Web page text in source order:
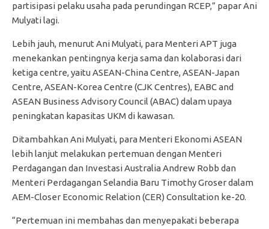
partisipasi pelaku usaha pada perundingan RCEP,” papar Ani
Mulyati lagi.
Lebih jauh, menurut Ani Mulyati, para Menteri APT juga
menekankan pentingnya kerja sama dan kolaborasi dari
ketiga centre, yaitu ASEAN-China Centre, ASEAN-Japan
Centre, ASEAN-Korea Centre (CJK Centres), EABC and
ASEAN Business Advisory Council (ABAC) dalam upaya
peningkatan kapasitas UKM di kawasan.
Ditambahkan Ani Mulyati, para Menteri Ekonomi ASEAN
lebih lanjut melakukan pertemuan dengan Menteri
Perdagangan dan Investasi Australia Andrew Robb dan
Menteri Perdagangan Selandia Baru Timothy Groser dalam
AEM-Closer Economic Relation (CER) Consultation ke-20.
“Pertemuan ini membahas dan menyepakati beberapa